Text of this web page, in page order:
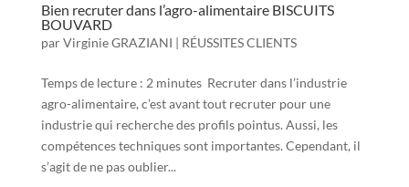
Bien recruter dans l’agro-alimentaire BISCUITS
BOUVARD
parVirginie GRAZIANI | RÉUSSITES CLIENTS
Temps de lecture : 2 minutes Recruter dans l’industrie
agro-alimentaire, c’est avant tout recruter pour une
industrie qui recherche des profils pointus. Aussi, les
compétences techniques sont importantes. Cependant, il
s’agit de ne pas oublier...